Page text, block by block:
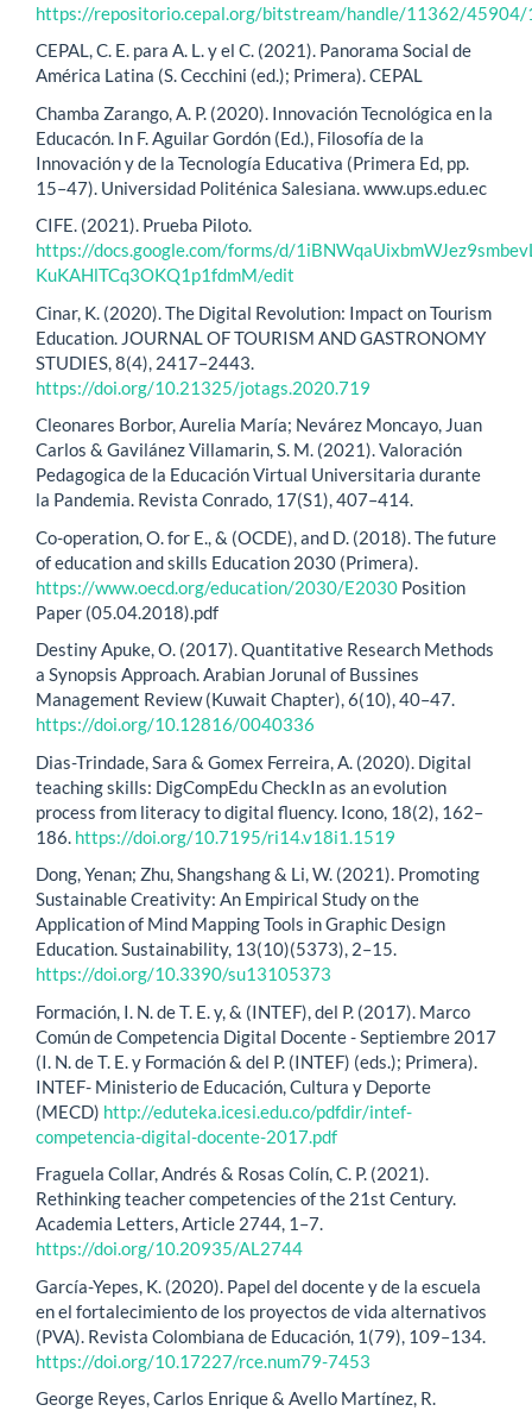
https://repositorio.cepal.org/bitstream/handle/11362/45904/
CEPAL, C. E. para A. L. y el C. (2021). Panorama Social de
América Latina (S. Cecchini (ed.); Primera). CEPAL
Chamba Zarango, A. P. (2020). Innovación Tecnológica en la
Educacón. In F. Aguilar Gordón (Ed.), Filosofía de la
Innovación y de la Tecnología Educativa (Primera Ed, pp.
15–47). Universidad Politénica Salesiana. www.ups.edu.ec
CIFE. (2021). Prueba Piloto.
https://docs.google.com/forms/d/
KuKAHlTCq3OKQ1p1fdmM/edit
Cinar, K. (2020). The Digital Revolution: Impact on Tourism
Education. JOURNAL OF TOURISM AND GASTRONOMY
STUDIES, 8(4), 2417–2443.
https://doi.org/10.21325/jotags.2020.719
Cleonares Borbor, Aurelia María; Nevárez Moncayo, Juan
Carlos & Gavilánez Villamarin, S. M. (2021). Valoración
Pedagogica de la Educación Virtual Universitaria durante
la Pandemia. Revista Conrado, 17(S1), 407–414.
Co-operation, O. for E., & (OCDE), and D. (2018). The future
of education and skills Education 2030 (Primera).
https://www.oecd.org/education/2030/E2030 Position
Paper (05.04.2018).pdf
Destiny Apuke, O. (2017). Quantitative Research Methods
a Synopsis Approach. Arabian Jorunal of Bussines
Management Review (Kuwait Chapter), 6(10), 40–47.
https://doi.org/10.12816/0040336
Dias-Trindade, Sara & Gomex Ferreira, A. (2020). Digital
teaching skills: DigCompEdu CheckIn as an evolution
process from literacy to digital fluency. Icono, 18(2), 162–
186. https://doi.org/10.7195/ri14.v18i1.1519
Dong, Yenan; Zhu, Shangshang & Li, W. (2021). Promoting
Sustainable Creativity: An Empirical Study on the
Application of Mind Mapping Tools in Graphic Design
Education. Sustainability, 13(10)(5373), 2–15.
https://doi.org/10.3390/su13105373
Formación, I. N. de T. E. y, & (INTEF), del P. (2017). Marco
Común de Competencia Digital Docente - Septiembre 2017
(I. N. de T. E. y Formación & del P. (INTEF) (eds.); Primera).
INTEF- Ministerio de Educación, Cultura y Deporte
(MECD) http://eduteka.icesi.edu.co/pdfdir/intef-
competencia-digital-docente-2017.pdf
Fraguela Collar, Andrés & Rosas Colín, C. P. (2021).
Rethinking teacher competencies of the 21st Century.
Academia Letters, Article 2744, 1–7.
https://doi.org/10.20935/AL2744
García-Yepes, K. (2020). Papel del docente y de la escuela
en el fortalecimiento de los proyectos de vida alternativos
(PVA). Revista Colombiana de Educación, 1(79), 109–134.
https://doi.org/10.17227/rce.num79-7453
George Reyes, Carlos Enrique & Avello Martínez, R.